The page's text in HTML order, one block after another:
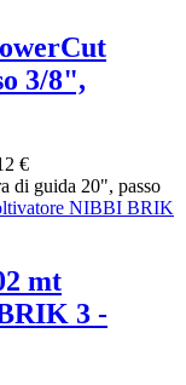
3/8",
€
di guida 20", passo
mt
3 -